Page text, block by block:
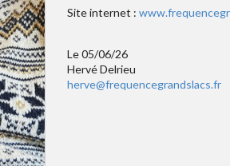
Site internet :
Le 05/06/26
Hervé Delrieu
herve@frequencegrandslacs.fr